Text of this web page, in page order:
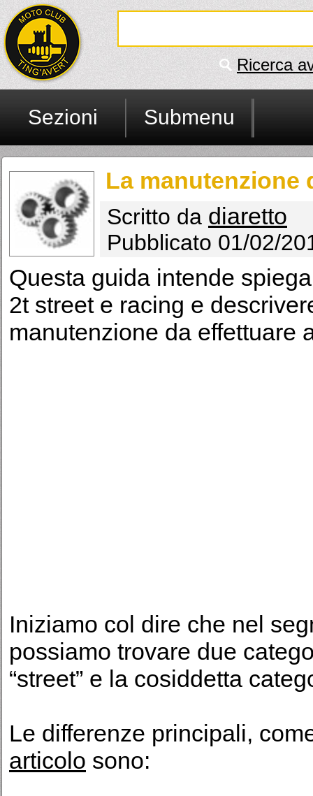
Ricerca
Sezioni Submenu
La manutenzione
Scritto da diaretto
Pubblicato 01/02/
Questa guida intende
2t street e racing e
manutenzione da effettuare
Iniziamo col dire che nel
possiamo trovare due
“street” e la cosiddetta
Le differenze principali,
articolo sono: